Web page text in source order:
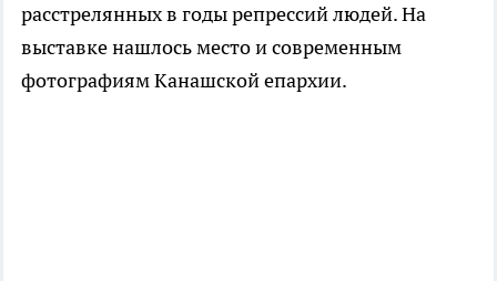
расстрелянных в годы репрессий людей. На
выставке нашлось место и современным
фотографиям Канашской епархии.